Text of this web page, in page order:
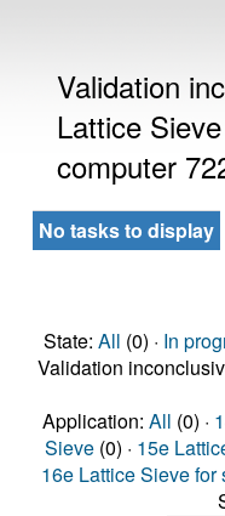
Validation
Lattice
computer
No tasks to display
State: All (0) · In
Validation
Application: All (0) ·
Sieve (0) · 15e
16e Lattice Sieve